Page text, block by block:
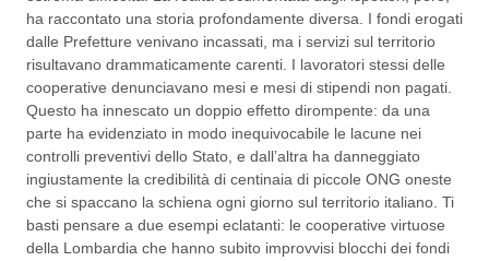
ha raccontato una storia profondamente diversa. I fondi erogati
dalle Prefetture venivano incassati, ma i servizi sul territorio
risultavano drammaticamente carenti. I lavoratori stessi delle
cooperative denunciavano mesi e mesi di stipendi non pagati.
Questo ha innescato un doppio effetto dirompente: da una
parte ha evidenziato in modo inequivocabile le lacune nei
controlli preventivi dello Stato, e dall’altra ha danneggiato
ingiustamente la credibilità di centinaia di piccole ONG oneste
che si spaccano la schiena ogni giorno sul territorio italiano. Ti
basti pensare a due esempi eclatanti: le cooperative virtuose
della Lombardia che hanno subito improvvisi blocchi dei fondi